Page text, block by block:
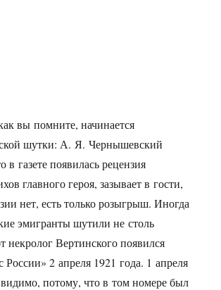
вы помните, начинается
шутки: А. Я. Чернышевский
в газете появилась рецензия
главного героя, зазывает в гости,
нет, есть только розыгрыш. Иногда
эмигранты шутили не столь
некролог Вертинского появился
России» 2 апреля 1921 года. 1 апреля
потому, что в том номере был